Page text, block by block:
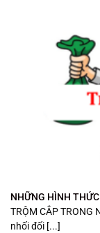
NHỮNG HÌNH
TRỘM CẮP TRONG
nhối đối [...]